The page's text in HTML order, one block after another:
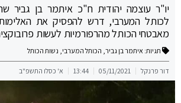
יו"ר עוצמה יהודית ח"כ איתמר בן גביר
לכותל המערבי, דרש להפסיק את
מאבטחי הכותל מהרפורמיות לעשות
תגיות: איתמר בן גביר, הכותל המערבי, נשות הכותל
דור פרנקל 05/11/2021
13:44 א' כסלו התשפ"ב